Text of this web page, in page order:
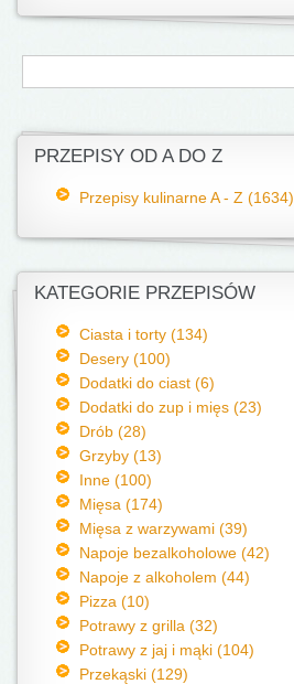
Formularz wyszukiwania
Szukaj
PRZEPISY OD A DO Z
Przepisy kulinarne A - Z (1634)
KATEGORIE PRZEPISÓW
Ciasta i torty (134)
Desery (100)
Dodatki do ciast (6)
Dodatki do zup i mięs (23)
Drób (28)
Grzyby (13)
Inne (100)
Mięsa (174)
Mięsa z warzywami (39)
Napoje bezalkoholowe (42)
Napoje z alkoholem (44)
Pizza (10)
Potrawy z grilla (32)
Potrawy z jaj i mąki (104)
Przekąski (129)